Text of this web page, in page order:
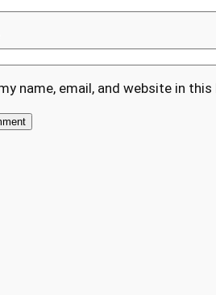
name, email, and website in